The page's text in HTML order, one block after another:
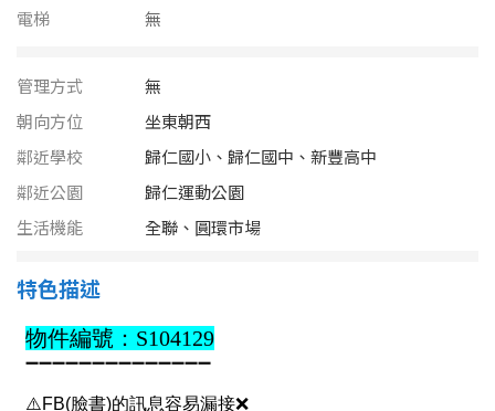
嘉義市
嘉義縣
台南市
澎湖縣
台東縣
60~70 坪
80坪以上
~
樓層
不拘
電梯
無
管理方式
無
朝向方位
坐東朝西
鄰近學校
歸仁國小、歸仁國中、新豐高中
鄰近公園
歸仁運動公園
生活機能
全聯、圓環市場
特色描述